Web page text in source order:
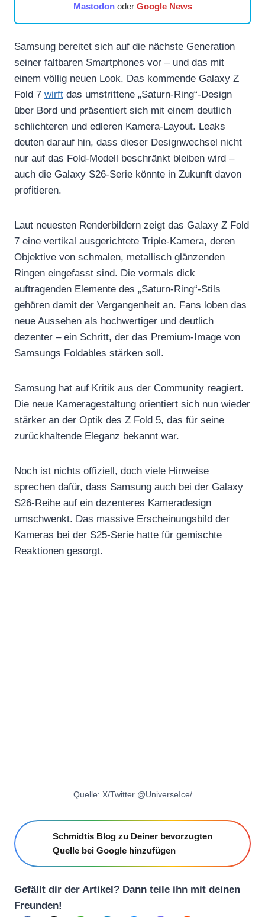
Mastodonoder Google News
Samsung bereitet sich auf die nächste Generation
seiner faltbaren Smartphones vor – und das mit
einem völlig neuen Look. Das kommende Galaxy Z
Fold 7 wirft das umstrittene „Saturn-Ring“-Design
über Bord und präsentiert sich mit einem deutlich
schlichteren und edleren Kamera-Layout. Leaks
deuten darauf hin, dass dieser Designwechsel nicht
nur auf das Fold-Modell beschränkt bleiben wird –
auch die Galaxy S26-Serie könnte in Zukunft davon
profitieren.
Laut neuesten Renderbildern zeigt das Galaxy Z Fold
7 eine vertikal ausgerichtete Triple-Kamera, deren
Objektive von schmalen, metallisch glänzenden
Ringen eingefasst sind. Die vormals dick
auftragenden Elemente des „Saturn-Ring“-Stils
gehören damit der Vergangenheit an. Fans loben das
neue Aussehen als hochwertiger und deutlich
dezenter – ein Schritt, der das Premium-Image von
Samsungs Foldables stärken soll.
Samsung hat auf Kritik aus der Community reagiert.
Die neue Kameragestaltung orientiert sich nun wieder
stärker an der Optik des Z Fold 5, das für seine
zurückhaltende Eleganz bekannt war.
Noch ist nichts offiziell, doch viele Hinweise
sprechen dafür, dass Samsung auch bei der Galaxy
S26-Reihe auf ein dezenteres Kameradesign
umschwenkt. Das massive Erscheinungsbild der
Kameras bei der S25-Serie hatte für gemischte
Reaktionen gesorgt.
Quelle: X/Twitter @UniverseIce/
Schmidtis Blog zu Deiner bevorzugten
Quelle bei Google hinzufügen
Gefällt dir der Artikel? Dann teile ihn mit deinen
Freunden!